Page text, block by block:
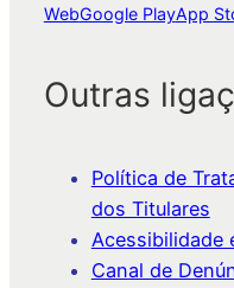
WebGoogle PlayApp
Outras
Política de
dos Titulares
Acessibilidade
Canal de